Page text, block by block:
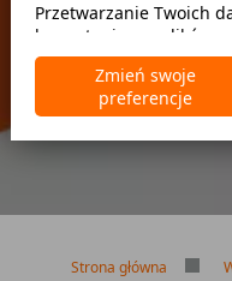
Brak limitu
Bezpłatne
Strona główna
Przetwarzanie Twoich
korzystaniem z plików
wymienionych jest
siedzibą w Warszawie
będącego
dotyczące Twoich
Zmień swoje
preferencje